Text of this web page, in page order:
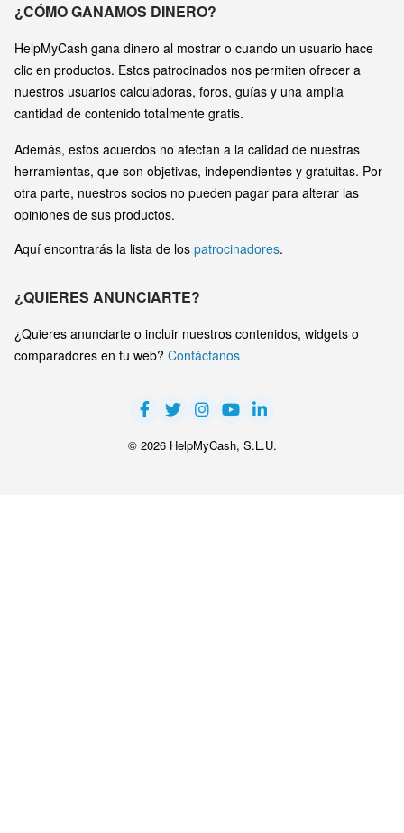
¿CÓMO GANAMOS DINERO?
HelpMyCash gana dinero al mostrar o cuando un usuario hace
clic en productos. Estos patrocinados nos permiten ofrecer a
nuestros usuarios calculadoras, foros, guías y una amplia
cantidad de contenido totalmente gratis.
Además, estos acuerdos no afectan a la calidad de nuestras
herramientas, que son objetivas, independientes y gratuitas. Por
otra parte, nuestros socios no pueden pagar para alterar las
opiniones de sus productos.
Aquí encontrarás la lista de los patrocinadores.
¿QUIERES ANUNCIARTE?
¿Quieres anunciarte o incluir nuestros contenidos, widgets o
comparadores en tu web? Contáctanos
© 2026 HelpMyCash, S.L.U.